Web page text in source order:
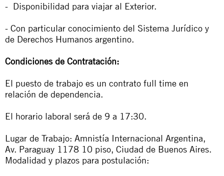
- Disponibilidad para viajar al Exterior.
- Con particular conocimiento del Sistema Jurídico y
de Derechos Humanos argentino.
Condiciones de Contratación:
El puesto de trabajo es un contrato full time en
relación de dependencia.
El horario laboral será de 9 a 17:30.
Lugar de Trabajo: Amnistía Internacional Argentina,
Av. Paraguay 1178 10 piso, Ciudad de Buenos Aires.
Modalidad y plazos para postulación: